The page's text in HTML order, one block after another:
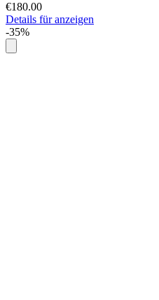
€180.00
Details für anzeigen
-35%